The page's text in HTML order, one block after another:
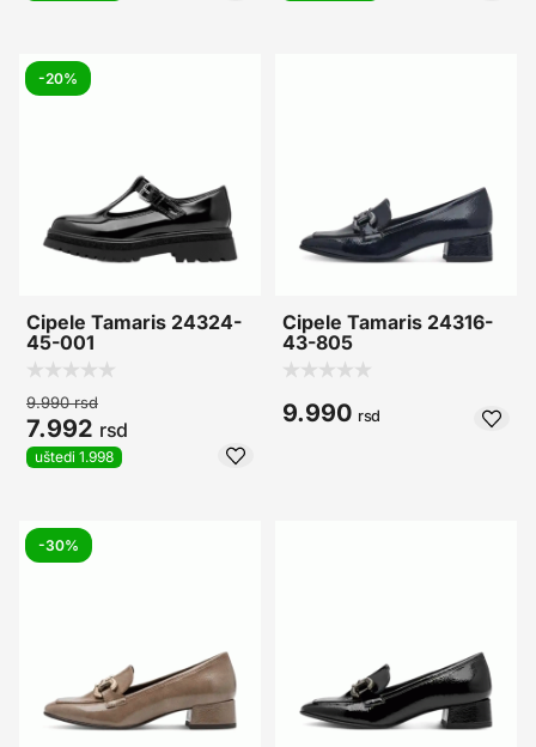
-20%
Cipele Tamaris 24324-
45-001
9.990rsd
7.992 rsd
uštedi 1.998
Cipele Tamaris 24316-
43-805
9.990 rsd
-30%